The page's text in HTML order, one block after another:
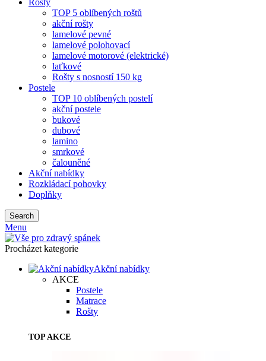
Rošty
TOP 5 oblíbených roštů
akční rošty
lamelové pevné
lamelové polohovací
lamelové motorové (elektrické)
laťkové
Rošty s nosností 150 kg
Postele
TOP 10 oblíbených postelí
akční postele
bukové
dubové
lamino
smrkové
čalouněné
Akční nabídky
Rozkládací pohovky
Doplňky
Search
Menu
Procházet kategorie
Akční nabídky
AKCE
Postele
Matrace
Rošty
TOP AKCE